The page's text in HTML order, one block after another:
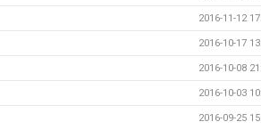
2016-11-12
2016-10-17
2016-10-08
2016-10-03
2016-09-25